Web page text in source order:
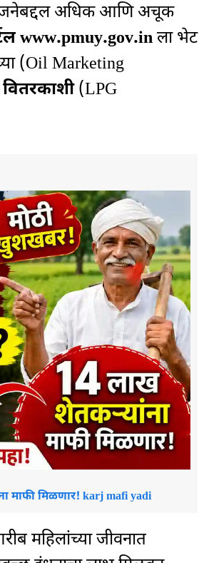
अधिक आणि अचूक
www.pmuy.gov.inला भेट
(Oil Marketing
(LPG
माफी मिळणार! karj mafi yadi
महिलांच्या जीवनात